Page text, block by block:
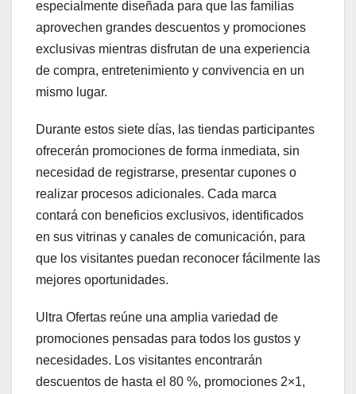
especialmente diseñada para que las familias
aprovechen grandes descuentos y promociones
exclusivas mientras disfrutan de una experiencia
de compra, entretenimiento y convivencia en un
mismo lugar.
Durante estos siete días, las tiendas participantes
ofrecerán promociones de forma inmediata, sin
necesidad de registrarse, presentar cupones o
realizar procesos adicionales. Cada marca
contará con beneficios exclusivos, identificados
en sus vitrinas y canales de comunicación, para
que los visitantes puedan reconocer fácilmente las
mejores oportunidades.
Ultra Ofertas reúne una amplia variedad de
promociones pensadas para todos los gustos y
necesidades. Los visitantes encontrarán
descuentos de hasta el 80 %, promociones 2×1,